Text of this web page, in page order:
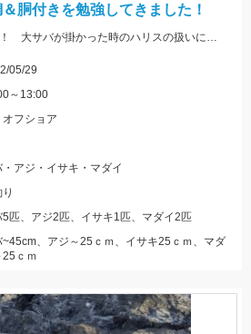
胴付きを勉強してきました！
様々な魚が釣れて楽しめます！ 大サバが掛かった時のハリスの扱いにはご用心！
05/29
～13:00
オフショア
・アジ・イサキ・マダイ
5匹、アジ2匹、イサキ1匹、マダイ2匹
~45cm、アジ～25ｃｍ、イサキ25ｃｍ、マダ
25ｃｍ